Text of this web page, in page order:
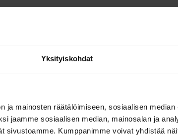
Yksityiskohdat
ja mainosten räätälöimiseen, sosiaalisen
jaamme sosiaalisen median, mainosalan ja
sivustoamme. Kumppanimme voivat yhdistää